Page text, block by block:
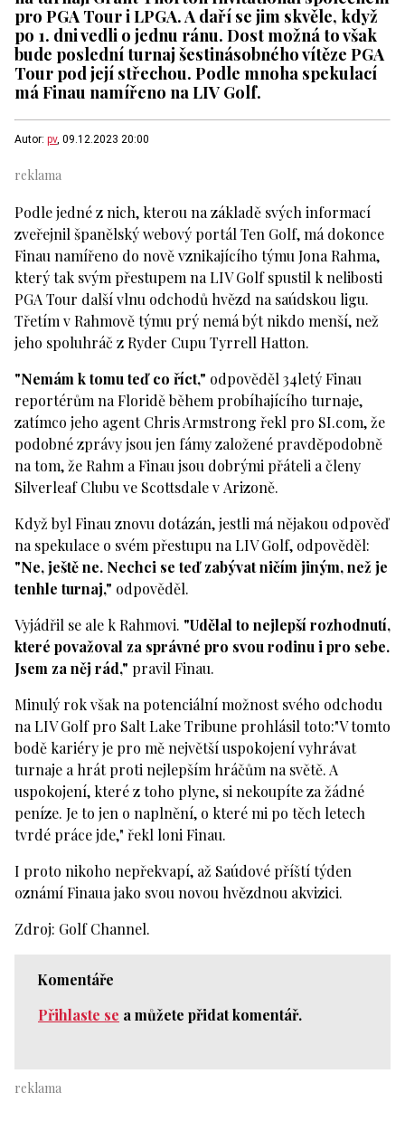
pro PGA Tour i LPGA. A daří se jim skvěle, když
po 1. dni vedli o jednu ránu. Dost možná to však
bude poslední turnaj šestinásobného vítěze PGA
Tour pod její střechou. Podle mnoha spekulací
má Finau namířeno na LIV Golf.
Autor: pv, 09.12.2023 20:00
Podle jedné z nich, kterou na základě svých informací
zveřejnil španělský webový portál Ten Golf, má dokonce
Finau namířeno do nově vznikajícího týmu Jona Rahma,
který tak svým přestupem na LIV Golf spustil k nelibosti
PGA Tour další vlnu odchodů hvězd na saúdskou ligu.
Třetím v Rahmově týmu prý nemá být nikdo menší, než
jeho spoluhráč z Ryder Cupu Tyrrell Hatton.
"Nemám k tomu teď co říct," odpověděl 34letý Finau
reportérům na Floridě během probíhajícího turnaje,
zatímco jeho agent Chris Armstrong řekl pro SI.com, že
podobné zprávy jsou jen fámy založené pravděpodobně
na tom, že Rahm a Finau jsou dobrými přáteli a členy
Silverleaf Clubu ve Scottsdale v Arizoně.
Když byl Finau znovu dotázán, jestli má nějakou odpověď
na spekulace o svém přestupu na LIV Golf, odpověděl:
"Ne, ještě ne. Nechci se teď zabývat ničím jiným, než je
tenhle turnaj," odpověděl.
Vyjádřil se ale k Rahmovi. "Udělal to nejlepší rozhodnutí,
které považoval za správné pro svou rodinu i pro sebe.
Jsem za něj rád," pravil Finau.
Minulý rok však na potenciální možnost svého odchodu
na LIV Golf pro Salt Lake Tribune prohlásil toto:"V tomto
bodě kariéry je pro mě největší uspokojení vyhrávat
turnaje a hrát proti nejlepším hráčům na světě. A
uspokojení, které z toho plyne, si nekoupíte za žádné
peníze. Je to jen o naplnění, o které mi po těch letech
tvrdé práce jde," řekl loni Finau.
I proto nikoho nepřekvapí, až Saúdové příští týden
oznámí Finaua jako svou novou hvězdnou akvizici.
Zdroj: Golf Channel.
Komentáře
Přihlaste se a můžete přidat komentář.